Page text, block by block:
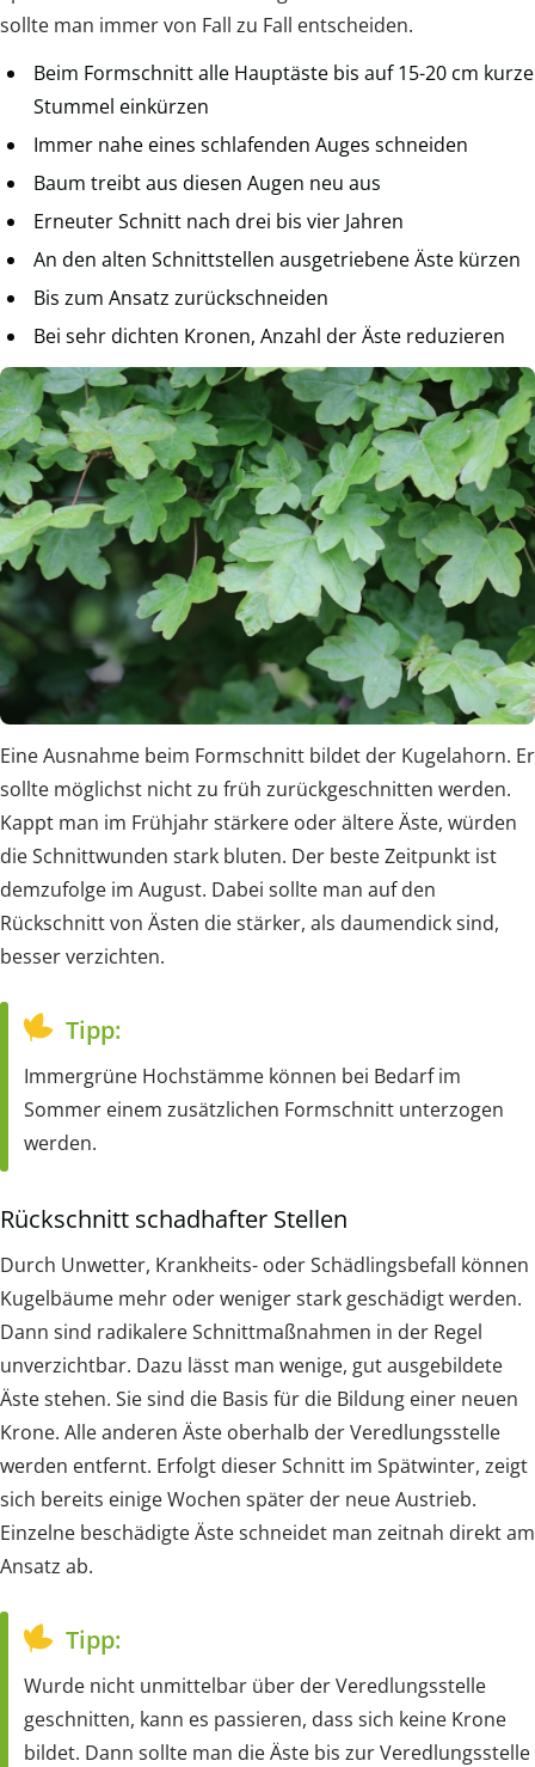
sollte man immer von Fall zu Fall entscheiden.
Beim Formschnitt alle Hauptäste bis auf 15-20 cm kurze
Stummel einkürzen
Immer nahe eines schlafenden Auges schneiden
Baum treibt aus diesen Augen neu aus
Erneuter Schnitt nach drei bis vier Jahren
An den alten Schnittstellen ausgetriebene Äste kürzen
Bis zum Ansatz zurückschneiden
Bei sehr dichten Kronen, Anzahl der Äste reduzieren
Eine Ausnahme beim Formschnitt bildet der Kugelahorn. Er
sollte möglichst nicht zu früh zurückgeschnitten werden.
Kappt man im Frühjahr stärkere oder ältere Äste, würden
die Schnittwunden stark bluten. Der beste Zeitpunkt ist
demzufolge im August. Dabei sollte man auf den
Rückschnitt von Ästen die stärker, als daumendick sind,
besser verzichten.
Tipp:
Immergrüne Hochstämme können bei Bedarf im
Sommer einem zusätzlichen Formschnitt unterzogen
werden.
Rückschnitt schadhafter Stellen
Durch Unwetter, Krankheits- oder Schädlingsbefall können
Kugelbäume mehr oder weniger stark geschädigt werden.
Dann sind radikalere Schnittmaßnahmen in der Regel
unverzichtbar. Dazu lässt man wenige, gut ausgebildete
Äste stehen. Sie sind die Basis für die Bildung einer neuen
Krone. Alle anderen Äste oberhalb der Veredlungsstelle
werden entfernt. Erfolgt dieser Schnitt im Spätwinter, zeigt
sich bereits einige Wochen später der neue Austrieb.
Einzelne beschädigte Äste schneidet man zeitnah direkt am
Ansatz ab.
Tipp:
Wurde nicht unmittelbar über der Veredlungsstelle
geschnitten, kann es passieren, dass sich keine Krone
bildet. Dann sollte man die Äste bis zur Veredlungsstelle